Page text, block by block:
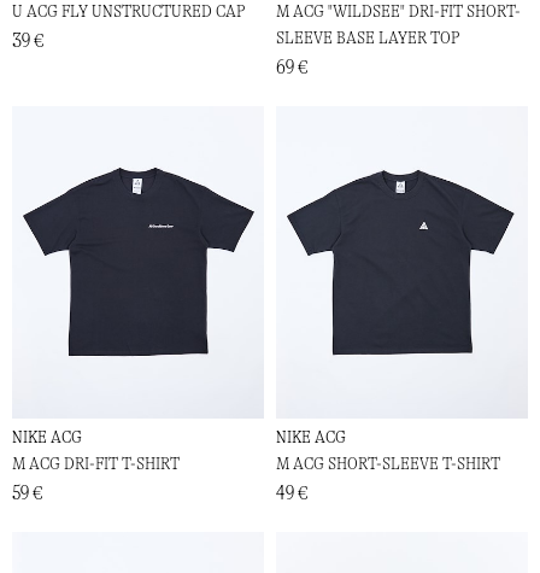
U ACG FLY UNSTRUCTURED CAP
39 €
M ACG "WILDSEE" DRI-FIT SHORT-
SLEEVE BASE LAYER TOP
69 €
NIKE ACG
M ACG DRI-FIT T-SHIRT
59 €
NIKE ACG
M ACG SHORT-SLEEVE T-SHIRT
49 €